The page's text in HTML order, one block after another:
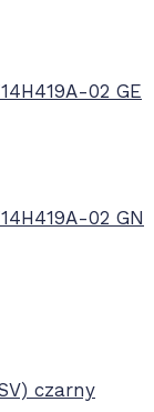
02 GE
02 GN
czarny